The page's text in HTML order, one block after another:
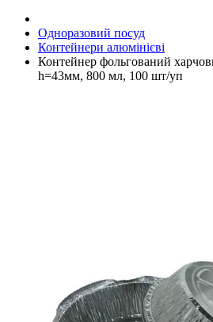
Одноразовий посуд
Контейнери алюмінієві
Контейнер фольгований
h=43мм, 800 мл, 100 шт/уп